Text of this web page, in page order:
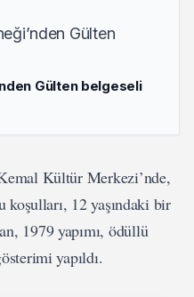
Gülten belgeseli
Kültür Merkezi’nde,
koşulları, 12 yaşındaki bir
1979 yapımı, ödüllü
yapıldı.